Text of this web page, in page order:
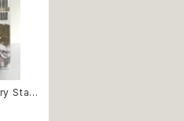
Stac
絵
り物